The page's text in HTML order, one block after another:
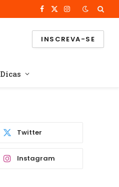
Facebook
X
Instagram
INSCREVA-SE
Dicas
Twitter
Instagram